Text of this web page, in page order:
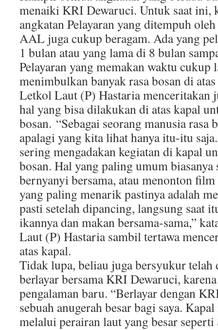
menaiki KRI Dewaruci. Untuk saat ini,
angkatan Pelayaran yang ditempuh
AAL juga cukup beragam. Ada yang
1 bulan atau yang lama di 8 bulan
Pelayaran yang memakan waktu cukup
menimbulkan banyak rasa bosan di
Letkol Laut (P) Hastaria menceritakan
hal yang bisa dilakukan di atas kapal
bosan. “Sebagai seorang manusia rasa
apalagi yang kita lihat hanya itu-itu
sering mengadakan kegiatan di kapal
bosan. Hal yang paling umum
bernyanyi bersama, atau menonton
yang paling menarik pastinya adalah
pasti setelah dipancing, langsung saat
ikannya dan makan bersama-sama,”
Laut (P) Hastaria sambil tertawa
atas kapal.
Tidak lupa, beliau juga bersyukur
berlayar bersama KRI Dewaruci,
pengalaman baru. “Berlayar dengan
sebuah anugerah besar bagi saya.
melalui perairan laut yang besar